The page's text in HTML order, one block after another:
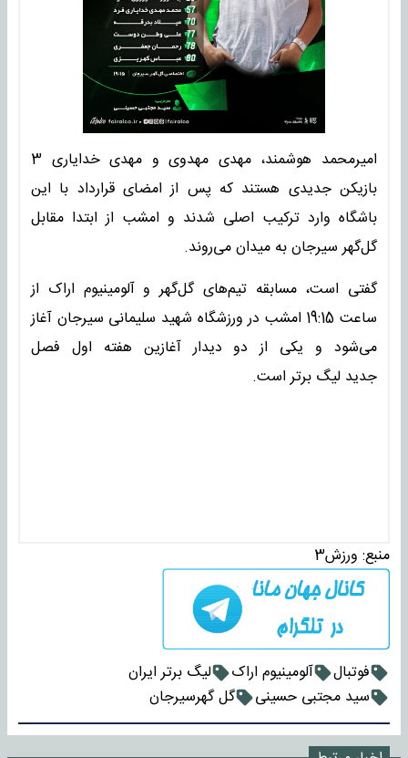
امیرمحمد هوشمند، مهدی مهدوی و مهدی خدایاری 3
بازیکن جدیدی هستند که پس از امضای قرارداد با این
باشگاه وارد ترکیب اصلی شدند و امشب از ابتدا مقابل
گل‌گهر سیرجان به میدان می‌روند.
گفتی است، مسابقه تیم‌های گل‌گهر و آلومینیوم اراک از
ساعت 19:15 امشب در ورزشگاه شهید سلیمانی سیرجان آغاز
می‌شود و یکی از دو دیدار آغازین هفته اول فصل
جدید لیگ برتر است.
منبع: ورزش3
فوتبال آلومینیوم اراک
لیگ برتر ایران
سید مجتبی حسینی
گل گهرسیرجان